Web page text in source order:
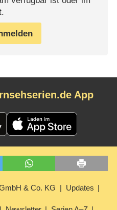
App
& Co. KG Updates